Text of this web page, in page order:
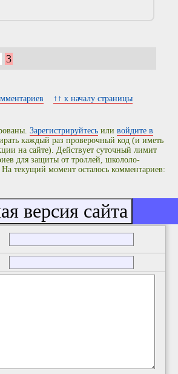
3
↑↑ к началу страницы
Зарегистрируйтесь иливойдите в
каждый раз проверочный код (и иметь
на сайте). Действует суточный лимит
для защиты от троллей, школоло-
текущий момент осталось комментариев: